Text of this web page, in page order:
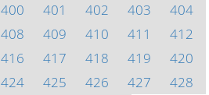
400 401 402 403
404
408 409 410 411
412
416 417 418 419
420
424 425 426 427
428